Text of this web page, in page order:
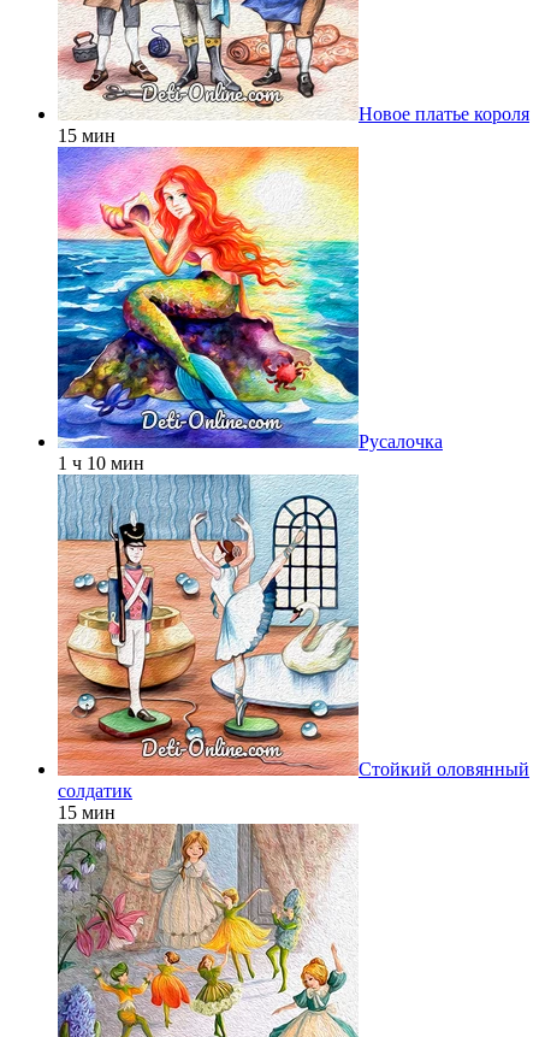
Новое платье короля
15 мин
Русалочка
1 ч 10 мин
Стойкий оловянный
солдатик
15 мин